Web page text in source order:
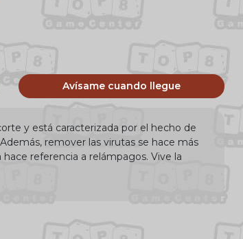
Avísame cuando llegue
y está caracterizada por el hecho de
remover las virutas se hace más
referencia a relámpagos. Vive la